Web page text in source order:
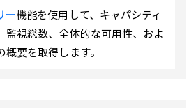
ー機能を使用して、キャパシティ
監視総数、全体的な可用性、およ
要を取得します。